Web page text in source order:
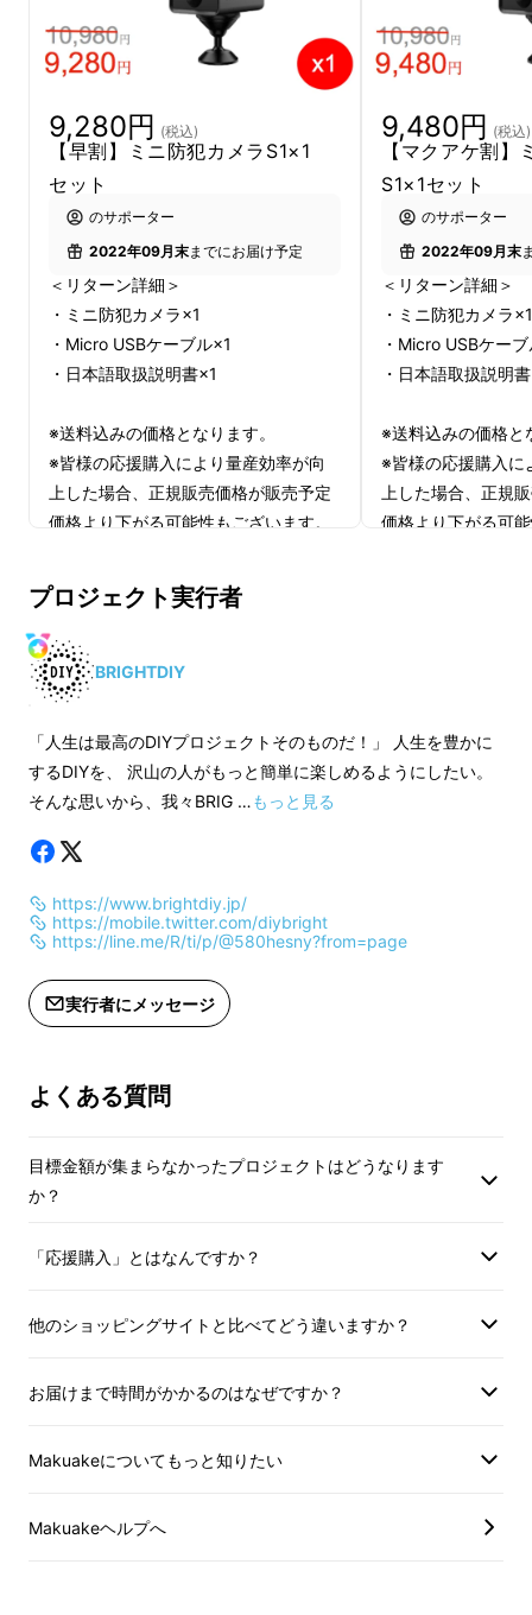
スマートミニ防犯カメ
なので、
た日から誰でも簡単に使用できます。
ト式)も付属しているため、どこでも簡単に設
9,280円 (税込)
【早割】ミニ防犯カメラS1×1
セット
のサポーター
2022年09月末までにお届け予定
＜リターン詳細＞
・ミニ防犯カメラ×1
・Micro USBケーブル×1
・日本語取扱説明書×1
※送料込みの価格となります。
※皆様の応援購入により量産効率が向
上した場合、正規販売価格が販売予定
価格より下がる可能性もございます。
合、製造工程上の都合、配送作業など
により出荷時期が遅れる場合がござい
ます。
9,480円 (税込)
【マクアケ割
S1×1セット
のサポーター
2022年09月末
＜リターン詳細＞
・ミニ防犯カメラ×1
・Micro USBケー
・日本語取扱説明
※送料込みの価格と
※皆様の応援購入に
上した場合、正規
価格より下がる可
プロジェクト実行者
BRIGHTDIY
「人生は最高のDIYプロジェクトそのものだ！」 人生を豊かに
するDIYを、 沢山の人がもっと簡単に楽しめるようにしたい。
そんな思いから、我々BRIG …もっと見る
https://www.brightdiy.jp/
https://mobile.twitter.com/diybright
https://line.me/R/ti/p/@580hesny?from=page
実行者にメッセージ
よくある質問
目標金額が集まらなかったプロジェクトはどうなります
か？
「応援購入」とはなんですか？
他のショッピングサイトと比べてどう違いますか？
お届けまで時間がかかるのはなぜですか？
Makuakeについてもっと知りたい
Makuakeヘルプへ